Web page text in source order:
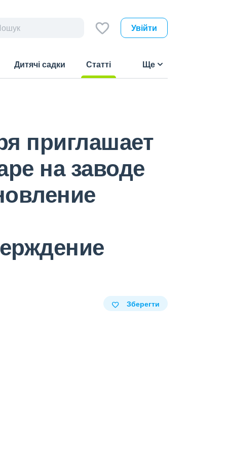
Увійти
Дитячі садки
Статті
Ще
приглашает
на заводе
Зберегти